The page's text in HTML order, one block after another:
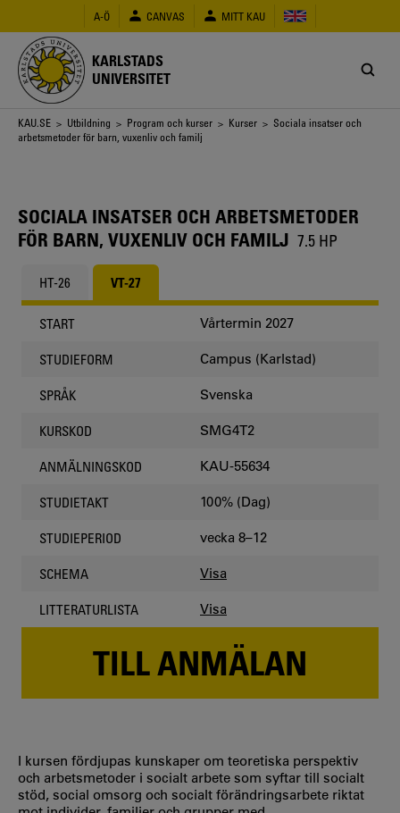
huvudinnehåll
A-Ö CANVAS MITT KAU
KARLSTADS
UNIVERSITET
Länkstig
KAU.SE > Utbildning > Program och kurser > Kurser > Sociala insatser och
arbetsmetoder för barn, vuxenliv och familj
SOCIALA INSATSER OCH ARBETSMETODER
FÖR BARN, VUXENLIV OCH FAMILJ 7.5 HP
HT-26 VT-27
START Vårtermin 2027
STUDIEFORM Campus (Karlstad)
SPRÅK Svenska
KURSKOD SMG4T2
ANMÄLNINGSKOD KAU-55634
STUDIETAKT 100% (Dag)
STUDIEPERIOD vecka 8–12
SCHEMA Visa
LITTERATURLISTA Visa
TILL ANMÄLAN
I kursen fördjupas kunskaper om teoretiska perspektiv
och arbetsmetoder i socialt arbete som syftar till socialt
stöd, social omsorg och socialt förändringsarbete riktat